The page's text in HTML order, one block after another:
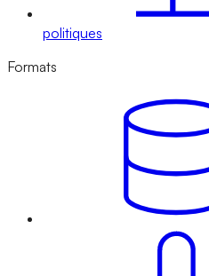
politiques
Formats